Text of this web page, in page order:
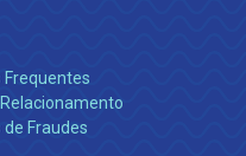
Frequentes
Relacionamento
de Fraudes